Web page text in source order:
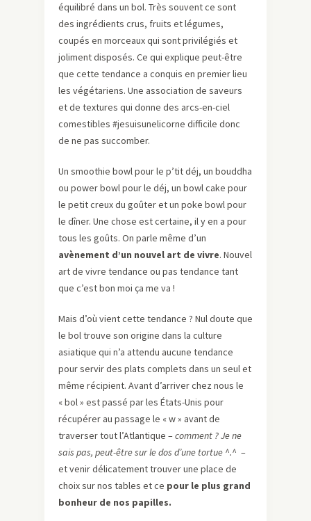
équilibré dans un bol. Très souvent ce sont
des ingrédients crus, fruits et légumes,
coupés en morceaux qui sont privilégiés et
joliment disposés. Ce qui explique peut-être
que cette tendance a conquis en premier lieu
les végétariens. Une association de saveurs
et de textures qui donne des arcs-en-ciel
comestibles #jesuisunelicorne difficile donc
de ne pas succomber.
Un smoothie bowl pour le p’tit déj, un bouddha
ou power bowl pour le déj, un bowl cake pour
le petit creux du goûter et un poke bowl pour
le dîner. Une chose est certaine, il y en a pour
tous les goûts. On parle même d’un
avènement d’un nouvel art de vivre. Nouvel
art de vivre tendance ou pas tendance tant
que c’est bon moi ça me va !
Mais d’où vient cette tendance ? Nul doute que
le bol trouve son origine dans la culture
asiatique qui n’a attendu aucune tendance
pour servir des plats complets dans un seul et
même récipient. Avant d’arriver chez nous le
« bol » est passé par les États-Unis pour
récupérer au passage le « w » avant de
traverser tout l’Atlantique –comment ? Je ne
sais pas, peut-être sur le dos d’une tortue ^.^ –
et venir délicatement trouver une place de
choix sur nos tables et ce pour le plus grand
bonheur de nos papilles.